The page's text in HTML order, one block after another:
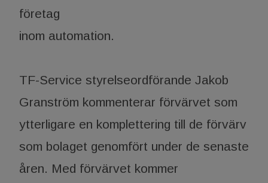
företag
inom automation.
TF-Service styrelseordförande Jakob
Granström kommenterar förvärvet som
ytterligare en komplettering till de förvärv
som bolaget genomfört under de senaste
åren. Med förvärvet kommer